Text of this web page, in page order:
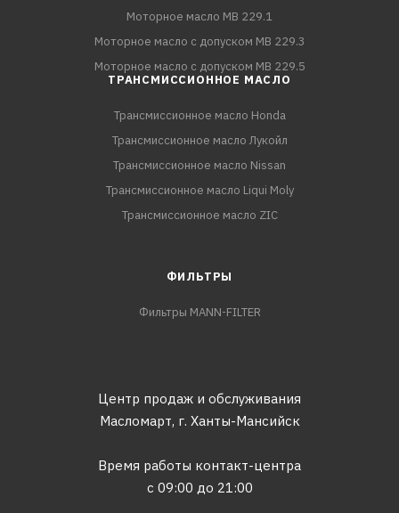
Моторное масло MB 229.1
Моторное масло с допуском MB 229.3
Моторное масло с допуском MB 229.5
ТРАНСМИССИОННОЕ МАСЛО
Трансмиссионное масло Honda
Трансмиссионное масло Лукойл
Трансмиссионное масло Nissan
Трансмиссионное масло Liqui Moly
Трансмиссионное масло ZIC
ФИЛЬТРЫ
Фильтры MANN-FILTER
Центр продаж и обслуживания
Масломарт, г. Ханты-Мансийск
Время работы контакт-центра
с 09:00 до 21:00